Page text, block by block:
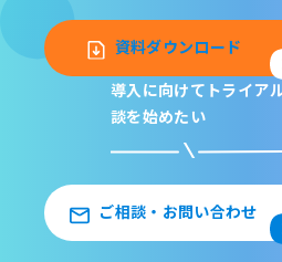
資料ダウンロード
導入に向けてトライア
談を始めたい
ご相談・お問い合わせ